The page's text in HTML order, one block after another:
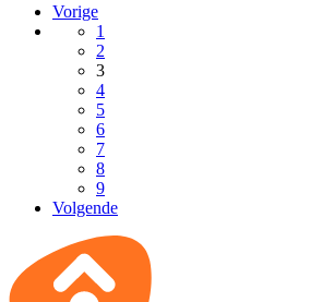
Vorige
1
2
3
4
5
6
7
8
9
Volgende